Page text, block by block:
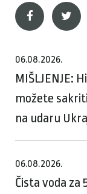
06.08.2026.
MIŠLJENJE:
možete
na udaru
06.08.2026.
Čista voda za